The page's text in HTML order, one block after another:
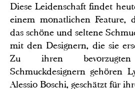
Diese Leidenschaft findet
einem monatlichen Feature,
das schöne und seltene
mit den Designern, die sie
Zu ihren bevorzugten
Schmuckdesignern gehören
Alessio Boschi, geschätzt für